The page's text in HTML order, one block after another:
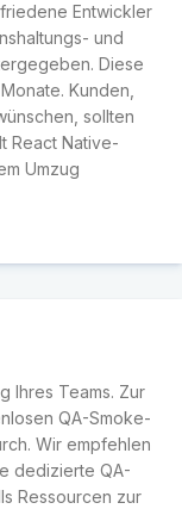
Entwickler
und
Diese
Kunden,
sollten
React Native-
Umzug
Ihres Teams. Zur
QA-Smoke-
Wir empfehlen
dedizierte QA-
Ressourcen zur